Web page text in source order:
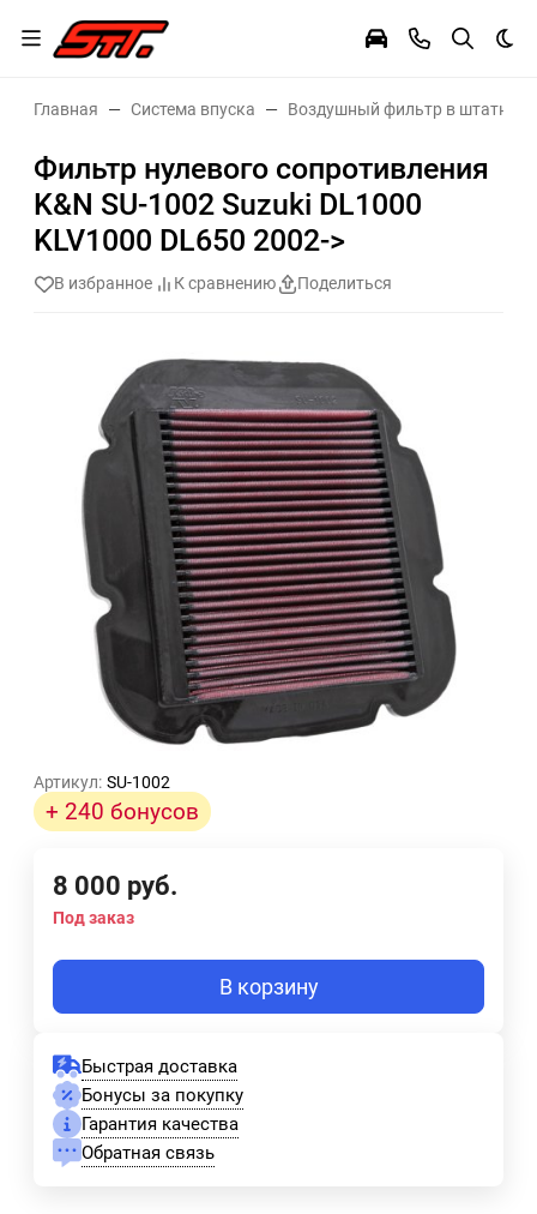
Главная Система впуска Воздушный фильтр в штатное
Фильтр нулевого сопротивления
K&N SU-1002 Suzuki DL1000
KLV1000 DL650 2002->
В избранное К сравнению Поделиться
Артикул: SU-1002
+ 240 бонусов
8 000 руб.
Под заказ
В корзину
Быстрая доставка
Бонусы за покупку
Гарантия качества
Обратная связь